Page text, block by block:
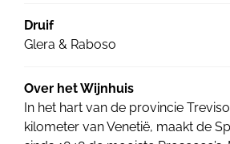
Druif
Glera & Raboso
Over het Wijnhuis
In het hart van de provincie
kilometer van Venetië, maakt de